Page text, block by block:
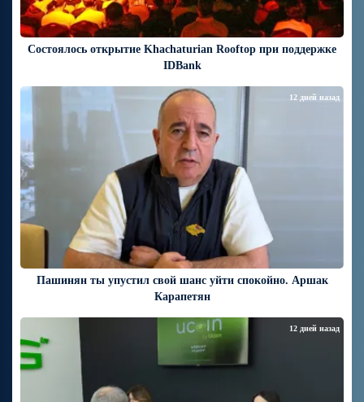
Состоялось открытие Khachaturian Rooftop при поддержке
IDBank
Пашинян ты упустил свой шанс уйти спокойно. Аршак
Карапетян
12 дней назад
12 дней назад